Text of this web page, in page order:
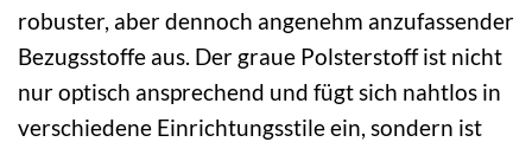
robuster, aber dennoch angenehm anzufassender
Bezugsstoffe aus. Der graue Polsterstoff ist nicht
nur optisch ansprechend und fügt sich nahtlos in
verschiedene Einrichtungsstile ein, sondern ist